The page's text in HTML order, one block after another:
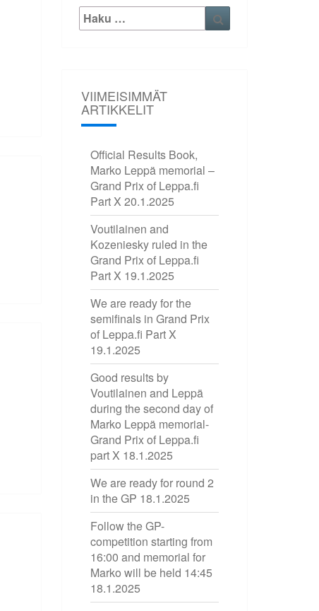
Etsi:
VIIMEISIMMÄT
ARTIKKELIT
Official Results Book,
Marko Leppä memorial –
Grand Prix of Leppa.fi
Part X 20.1.2025
Voutilainen and
Kozeniesky ruled in the
Grand Prix of Leppa.fi
Part X 19.1.2025
We are ready for the
semifinals in Grand Prix
of Leppa.fi Part X
19.1.2025
Good results by
Voutilainen and Leppä
during the second day of
Marko Leppä memorial-
Grand Prix of Leppa.fi
part X 18.1.2025
We are ready for round 2
in the GP 18.1.2025
Follow the GP-
competition starting from
16:00 and memorial for
Marko will be held 14:45
18.1.2025